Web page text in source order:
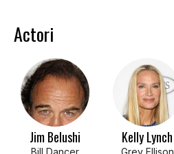
Actori
Jim Belushi
Bill Dancer
Kelly Lynch
Grey Ellison